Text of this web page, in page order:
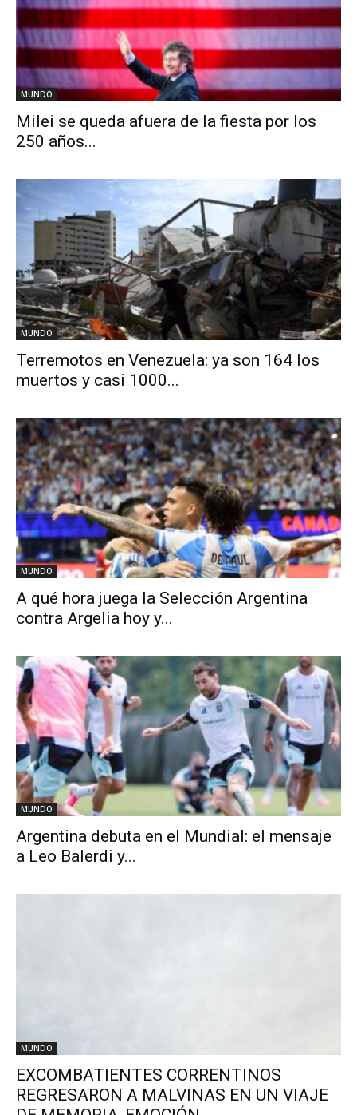
MUNDO
Milei se queda afuera de la fiesta por los
250 años...
MUNDO
Terremotos en Venezuela: ya son 164 los
muertos y casi 1000...
MUNDO
A qué hora juega la Selección Argentina
contra Argelia hoy y...
MUNDO
Argentina debuta en el Mundial: el mensaje
a Leo Balerdi y...
MUNDO
EXCOMBATIENTES CORRENTINOS
REGRESARON A MALVINAS EN UN VIAJE